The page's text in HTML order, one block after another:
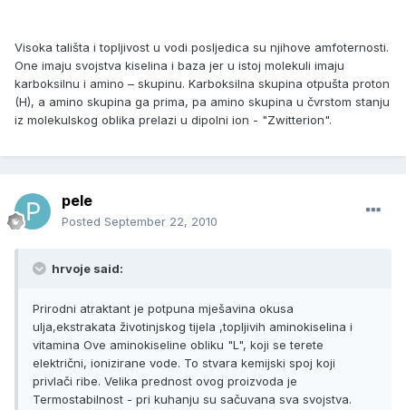
Visoka tališta i topljivost u vodi posljedica su njihove amfoternosti.
One imaju svojstva kiselina i baza jer u istoj molekuli imaju
karboksilnu i amino – skupinu. Karboksilna skupina otpušta proton
(H), a amino skupina ga prima, pa amino skupina u čvrstom stanju
iz molekulskog oblika prelazi u dipolni ion - "Zwitterion".
pele
Posted September 22, 2010
hrvoje said:
Prirodni atraktant je potpuna mješavina okusa
ulja,ekstrakata životinjskog tijela ,topljivih aminokiselina i
vitamina Ove aminokiseline obliku "L", koji se terete
električni, ionizirane vode. To stvara kemijski spoj koji
privlači ribe. Velika prednost ovog proizvoda je
Termostabilnost - pri kuhanju su sačuvana sva svojstva.